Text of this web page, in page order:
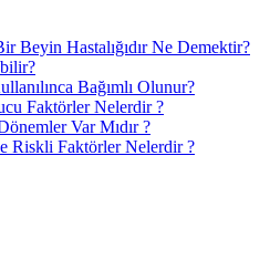
Beyin Hastalığıdır Ne Demektir?
Bağımlı Olunur?
Faktörler Nelerdir ?
Var Mıdır ?
Riskli Faktörler Nelerdir ?